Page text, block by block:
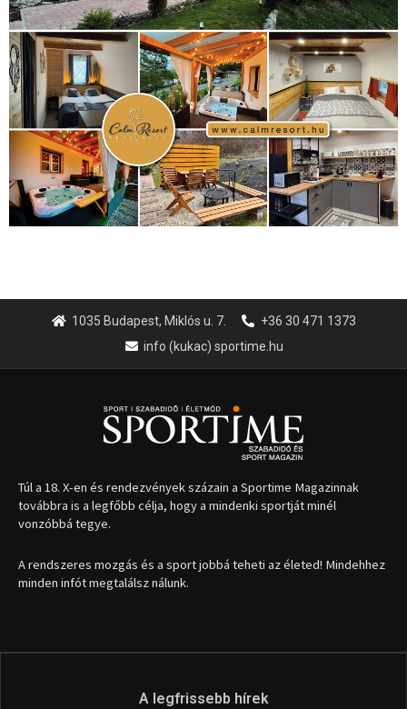
1035 Budapest, Miklós u. 7.
+36 30 471 1373
info (kukac) sportime.hu
Túl a 18. X-en és rendezvények százain a Sportime Magazinnak
továbbra is a legfőbb célja, hogy a mindenki sportját minél
vonzóbbá tegye.
A rendszeres mozgás és a sport jobbá teheti az életed! Mindehhez
minden infót megtalálsz nálunk.
A legfrissebb hírek